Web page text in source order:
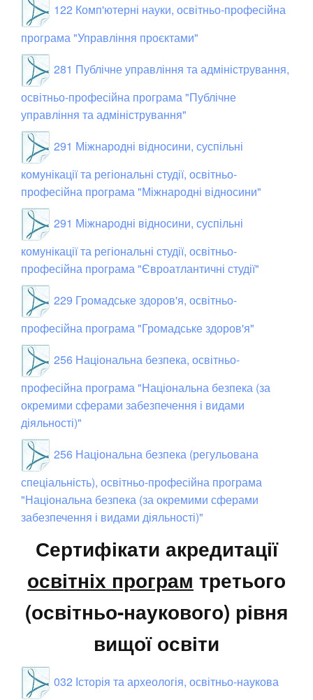
122 Комп'ютерні науки, освітньо-професійна
програма "Управління проєктами"
281 Публічне управління та адміністрування,
освітньо-професійна програма "Публічне
управління та адміністрування"
291 Міжнародні відносини, суспільні
комунікації та регіональні студії, освітньо-
професійна програма "Міжнародні відносини"
291 Міжнародні відносини, суспільні
комунікації та регіональні студії, освітньо-
професійна програма "Євроатлантичні студії"
229 Громадське здоров'я, освітньо-
професійна програма "Громадське здоров'я"
256 Національна безпека, освітньо-
професійна програма "Національна безпека (за
окремими сферами забезпечення і видами
діяльності)"
256 Національна безпека (регульована
спеціальність), освітньо-професійна програма
"Національна безпека (за окремими сферами
забезпечення і видами діяльності)"
Сертифікати акредитації
освітніх програм третього
(освітньо-наукового) рівня
вищої освіти
032 Історія та археологія, освітньо-наукова